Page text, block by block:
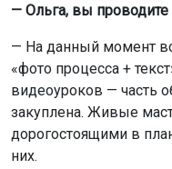
— Ольга, вы
— На данный момент
«фото процесса +
видеоуроков — часть
закуплена. Живые
дорогостоящими в
них.